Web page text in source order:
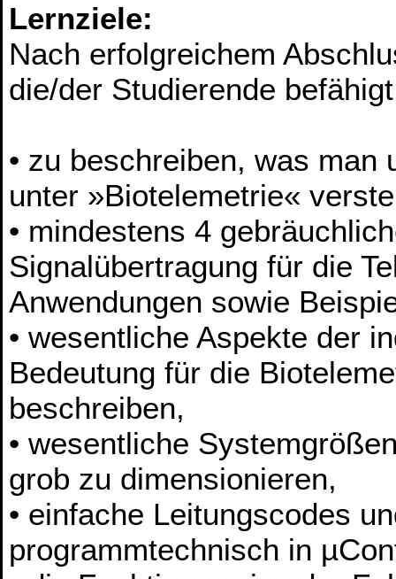
Lernziele:
Nach erfolgreichem
die/der Studierende
• zu beschreiben, was man
unter »Biotelemetrie«
• mindestens 4
Signalübertragung für die
Anwendungen sowie
• wesentliche Aspekte der
Bedeutung für die
beschreiben,
• wesentliche
grob zu dimensionieren,
• einfache Leitungscodes
programmtechnisch in